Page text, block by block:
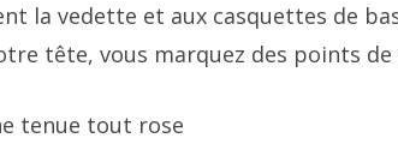
la vedette et aux casquettes de
tête, vous marquez des points
tenue tout rose